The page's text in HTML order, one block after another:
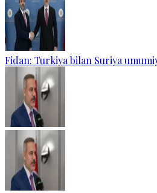
Fidan: Turkiya bilan Suriya